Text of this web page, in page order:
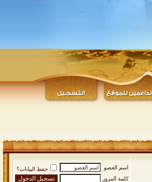
اسم العضو
حفظ البيانات؟
كلمة المرور